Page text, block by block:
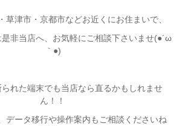
草津市・京都市などお近くにお住まいで、
非当店へ、お気軽にご相談下さいませ(●´ω
｀●)
れた端末でも当店なら直るかもしれませ
ん！！
データ移行や操作案内もご相談くださいね